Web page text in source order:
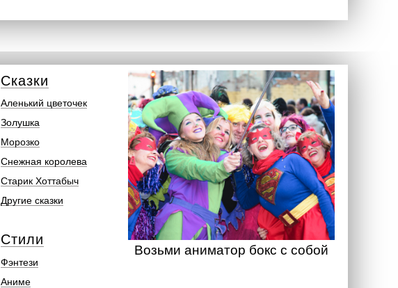
Сказки
Аленький цветочек
Золушка
Морозко
Снежная королева
Старик Хоттабыч
Другие сказки
Стили
Фэнтези
Аниме
Возьми аниматор бокс с собой